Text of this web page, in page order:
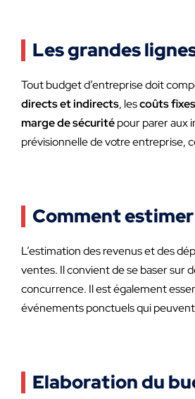
Les grandes
Tout budget d’entreprise doit
directs et indirects, lescoûts fixes
marge de sécuritépour parer aux
prévisionnelle de votre entreprise,
Comment estimer
L’estimation des revenus et des
ventes. Il convient de se baser sur
concurrence. Il est également
événements ponctuels qui
Elaboration du